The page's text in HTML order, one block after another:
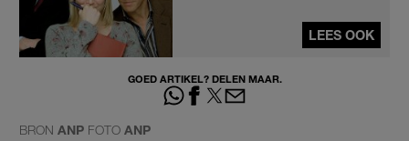
LEES OOK
GOED ARTIKEL? DELEN MAAR.
BRON ANP FOTO ANP